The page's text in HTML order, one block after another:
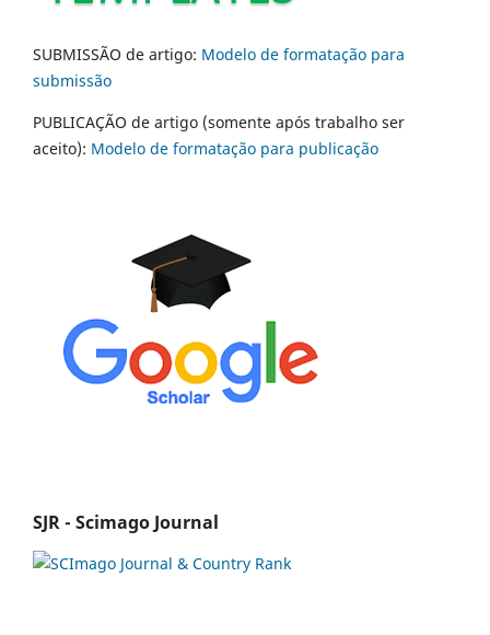
SUBMISSÃO de artigo: Modelo de formatação para
submissão
PUBLICAÇÃO de artigo (somente após trabalho ser
aceito): Modelo de formatação para publicação
SJR - Scimago Journal